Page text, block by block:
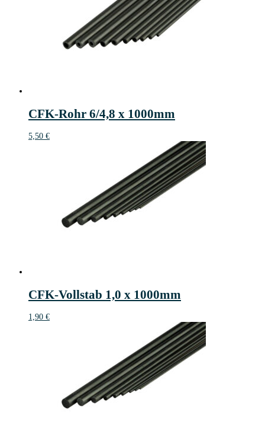
CFK-Rohr 6/4,8 x 1000mm
5,50 €
CFK-Vollstab 1,0 x 1000mm
1,90 €